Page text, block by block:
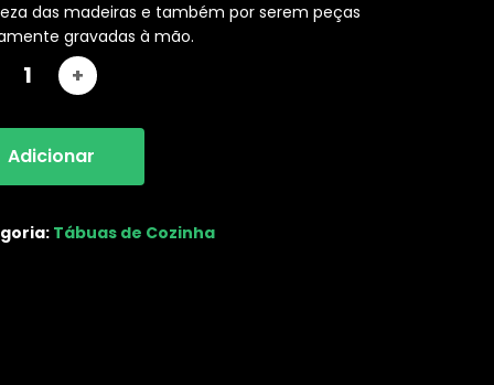
das madeiras e também por serem peças
gravadas à mão.
Adicionar
Tábuas de Cozinha